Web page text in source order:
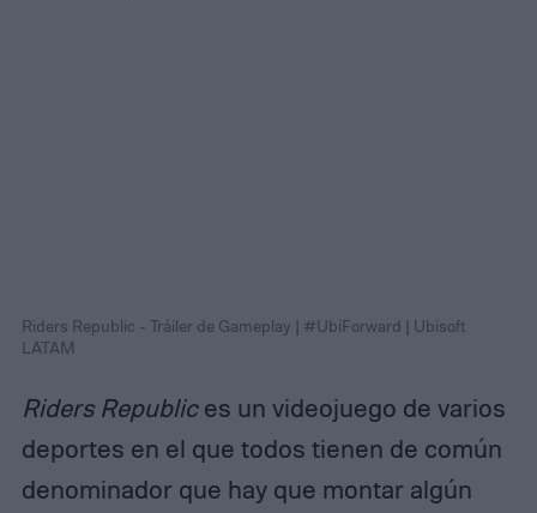
Riders Republic - Tráiler de Gameplay | #UbiForward | Ubisoft
LATAM
Riders Republices un videojuego de varios
deportes en el que todos tienen de común
denominador que hay que montar algún